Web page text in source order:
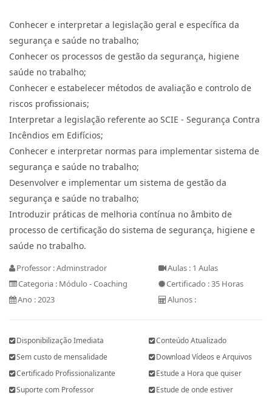
Conhecer e interpretar a legislação geral e específica da
segurança e saúde no trabalho;
Conhecer os processos de gestão da segurança, higiene
saúde no trabalho;
Conhecer e estabelecer métodos de avaliação e controlo de
riscos profissionais;
Interpretar a legislação referente ao SCIE - Segurança Contra
Incêndios em Edifícios;
Conhecer e interpretar normas para implementar sistema de
segurança e saúde no trabalho;
Desenvolver e implementar um sistema de gestão da
segurança e saúde no trabalho;
Introduzir práticas de melhoria contínua no âmbito de
processo de certificação do sistema de segurança, higiene e
saúde no trabalho.
Professor : Adminstrador
Aulas : 1 Aulas
Categoria : Módulo - Coaching
Certificado : 35 Horas
Ano : 2023
Alunos :
Disponibilização Imediata
Sem custo de mensalidade
Certificado Profissionalizante
Suporte com Professor
Conteúdo Atualizado
Download Vídeos e Arquivos
Estude a Hora que quiser
Estude de onde estiver